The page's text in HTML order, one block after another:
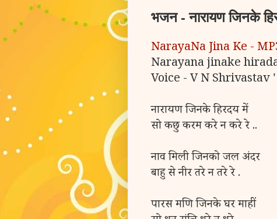
भजन - नारायण जिनके
NarayaNa Jina Ke -
Narayana jinake
Voice - V N Shrivastav
नारायण जिनके हिरदय में
सो कछु करम करे न करे रे ..
नाव मिली जिनको जल अंदर
बाहु से नीर तरे न तरे रे .
पारस मणि जिनके घर माहीं